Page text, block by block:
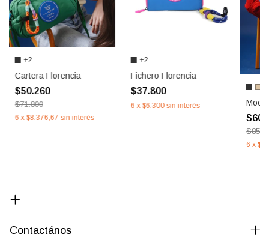
+2
Cartera Florencia
$50.260
$71.800
6 x $8.376,67 sin interés
+2
Fichero Florencia
$37.800
6 x $6.300 sin interés
6 x
Contactános